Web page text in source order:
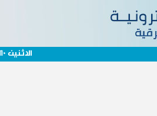
الاثنين 10اغسطس 2026، 08:18:49 صباحاً